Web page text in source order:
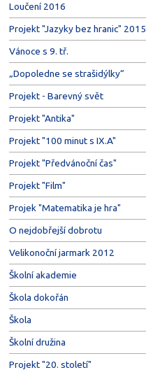
Loučení 2016
Projekt "Jazyky bez hranic" 2015
Vánoce s 9. tř.
„Dopoledne se strašidýlky“
Projekt - Barevný svět
Projekt "Antika"
Projekt "100 minut s IX.A"
Projekt "Předvánoční čas"
Projekt "Film"
Projek "Matematika je hra"
O nejdobřejší dobrotu
Velikonoční jarmark 2012
Školní akademie
Škola dokořán
Škola
Školní družina
Projekt "20. století"